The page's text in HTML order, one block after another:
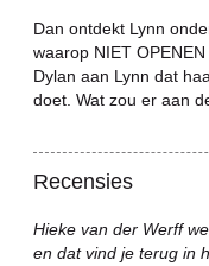
Dan ontdekt Lynn
waarop NIET
Dylan aan Lynn dat
doet. Wat zou er aan
Recensies
Hieke van der Werff
en dat vind je terug in